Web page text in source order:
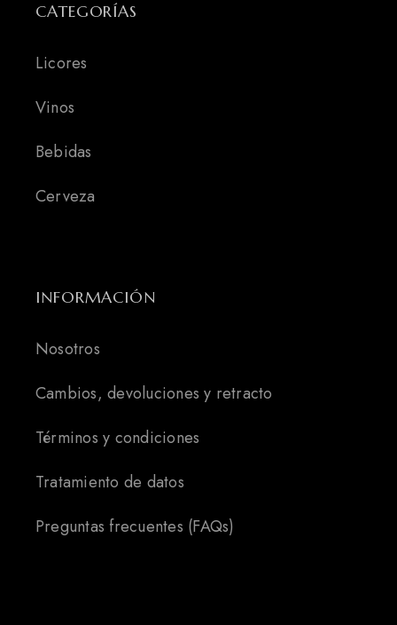
CATEGORÍAS
Licores
Vinos
Bebidas
Cerveza
INFORMACIÓN
Nosotros
Cambios, devoluciones y retracto
Términos y condiciones
Tratamiento de datos
Preguntas frecuentes (FAQs)